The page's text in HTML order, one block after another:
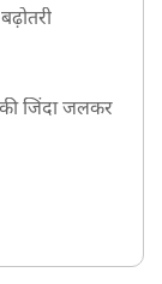
जिंदा जलकर